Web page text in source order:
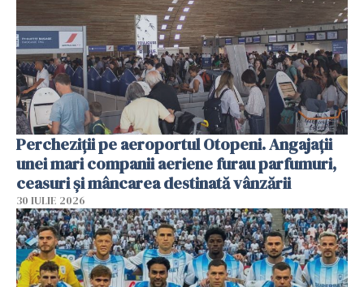
Percheziții pe aeroportul Otopeni. Angajații
unei mari companii aeriene furau parfumuri,
ceasuri și mâncarea destinată vânzării
30 IULIE 2026